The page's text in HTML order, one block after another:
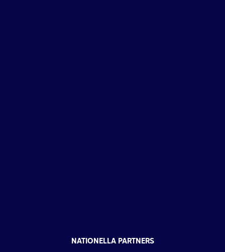
NATIONELLA PARTNERS